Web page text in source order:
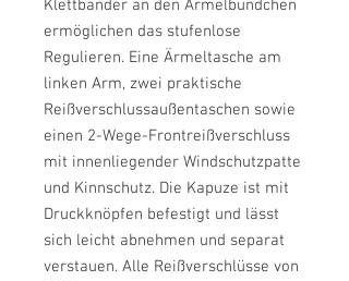
Klettbänder an den Ärmelbündchen
ermöglichen das stufenlose
Regulieren. Eine Ärmeltasche am
linken Arm, zwei praktische
Reißverschlussaußentaschen sowie
einen 2-Wege-Frontreißverschluss
mit innenliegender Windschutzpatte
und Kinnschutz. Die Kapuze ist mit
Druckknöpfen befestigt und lässt
sich leicht abnehmen und separat
verstauen. Alle Reißverschlüsse von